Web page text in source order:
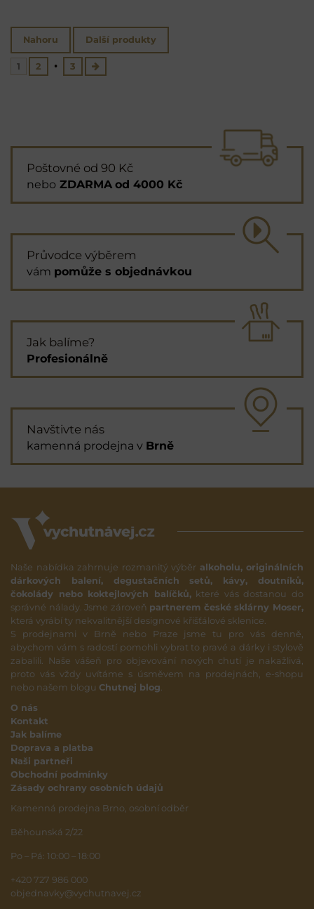
Nahoru Další produkty
1 2 3
Poštovné od 90 Kč
nebo ZDARMA od 4000 Kč
Průvodce výběrem
vám pomůže s objednávkou
Jak balíme?
Profesionálně
Navštivte nás
kamenná prodejna v Brně
Naše nabídka zahrnuje rozmanitý výběr alkoholu, originálních
dárkových balení, degustačních setů, kávy, doutníků,
čokolády nebo koktejlových balíčků,které vás dostanou do
správné nálady. Jsme zároveň partnerem české sklárny Moser,
která vyrábí ty nekvalitnější designové křišťálové sklenice.
S prodejnami v Brně nebo Praze jsme tu pro vás denně,
abychom vám s radostí pomohli vybrat to pravé a dárky i stylově
zabalili. Naše vášeň pro objevování nových chutí je nakažlivá,
proto vás vždy uvítáme s úsměvem na prodejnách, e-shopu
nebo našem blogu Chutnej blog
O nás
Kontakt
Jak balíme
Doprava a platba
Naši partneři
Obchodní podmínky
Zásady ochrany osobních údajů
Kamenná prodejna Brno, osobní odběr
Běhounská 2/22
Po – Pá: 10:00 – 18:00
+420 727 986 000
objednavky@vychutnavej.cz